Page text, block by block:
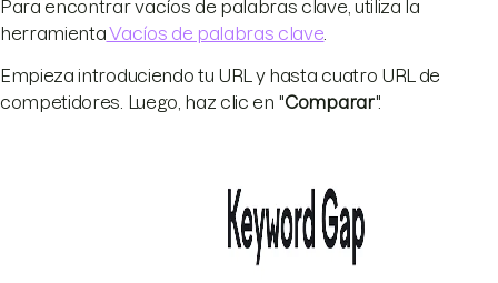
Para encontrar vacíos de palabras clave, utiliza la
herramientaVacíos de palabras clave
Empieza introduciendo tu URL y hasta cuatro URL de
competidores. Luego, haz clic en "Comparar".